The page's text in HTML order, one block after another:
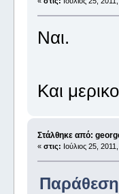
Ναι.
Και
Στάλθηκε από:
« στις: Ιούλιος 25,